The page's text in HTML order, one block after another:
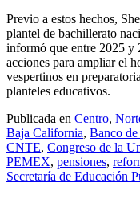
Previo a estos hechos,
plantel de bachillerato
informó que entre 2025 y
acciones para ampliar el
vespertinos en
planteles educativos.
Publicada en Centro,
Baja California, Banco
CNTE, Congreso de la
PEMEX, pensiones,
Secretaría de Educación